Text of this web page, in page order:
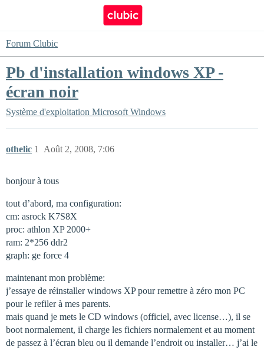
Forum Clubic
Pb d'installation windows XP -
écran noir
Système d'exploitation Microsoft Windows
othelic Août 2, 2008, 7:06
1
bonjour à tous
tout d’abord, ma configuration:
cm: asrock K7S8X
proc: athlon XP 2000+
ram: 2*256 ddr2
graph: ge force 4
maintenant mon problème:
j’essaye de réinstaller windows XP pour remettre à zéro mon PC
pour le refiler à mes parents.
mais quand je mets le CD windows (officiel, avec license…), il se
boot normalement, il charge les fichiers normalement et au moment
de passez à l’écran bleu ou il demande l’endroit ou installer… j’ai le